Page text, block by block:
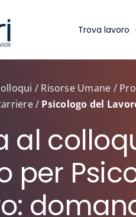
Trova lavoro
/ Risorse Umane /
/ Psicologo del
al
per